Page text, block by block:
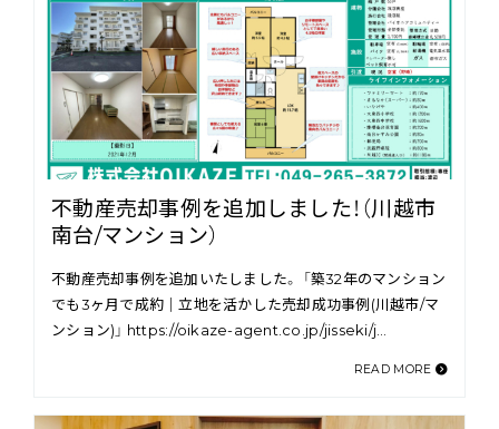
不動産売却事例を追加しました！（川越市
南台/マンション）
不動産売却事例を追加いたしました。 「築32年のマンション
でも3ヶ月で成約｜立地を活かした売却成功事例(川越市/マ
ンション)」 https://oikaze-agent.co.jp/jisseki/j…
READ MORE